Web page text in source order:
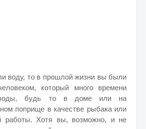
воду, то в прошлой жизни вы были
который много времени
будь то в доме или на
поприще в качестве рыбака или
работы. Хотя вы, возможно, и не